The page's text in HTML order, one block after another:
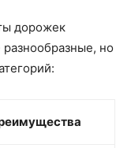
дорожек
но